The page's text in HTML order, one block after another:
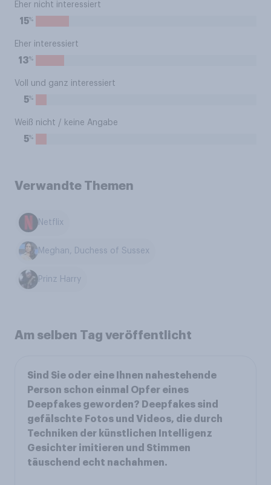
Eher nicht interessiert
15%
Eher interessiert
13%
Voll und ganz interessiert
5%
Weiß nicht / keine Angabe
5%
Verwandte Themen
Netflix
Meghan, Duchess of Sussex
Prinz Harry
Am selben Tag veröffentlicht
Sind Sie oder eine Ihnen nahestehende
Person schon einmal Opfer eines
Deepfakes geworden? Deepfakes sind
gefälschte Fotos und Videos, die durch
Techniken der künstlichen Intelligenz
Gesichter imitieren und Stimmen
täuschend echt nachahmen.